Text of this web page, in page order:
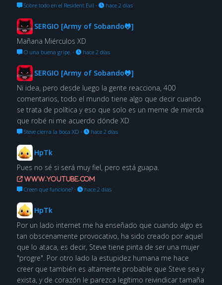
Sobre todo en el Resident Evil · hace 2 días
SERGIO [Army of Sobando🐸]
Mañana Miérculos XD
O una buena gripe. · hace 2 días
SERGIO [Army of Sobando🐸]
Ni idea, pero desde luego la gente reacciona, 400
comentarios, todo el mundo tiene algo que decir cuando
se trata de política y eso que solo es un meme de mierda
que robé ni me acuerdo dónde XD
Steve cierra la boca XD · hace 2 días
HpTk
Pues no sé si será muy fiel, pero está guapa.
www.youtube.com
Creen que funcione?· hace 2 días
HpTk
Por un lado internet me ha enseñado que cuando algo es
tan obscenamente provocativo, ha sido creado por aquel
que lo ataca, es decir, Steve tiene pinta de ser una mujer
"progre". Por otro lado la estupidez humana me hace
creer que también es altamente probable que Steve sea y
exista, y de corazón le parezca legítimo reivindicar tamaña